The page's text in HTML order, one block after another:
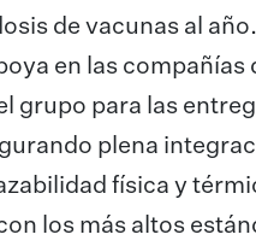
de vacunas al
en las compañías
grupo para las
plena
física y
los más altos